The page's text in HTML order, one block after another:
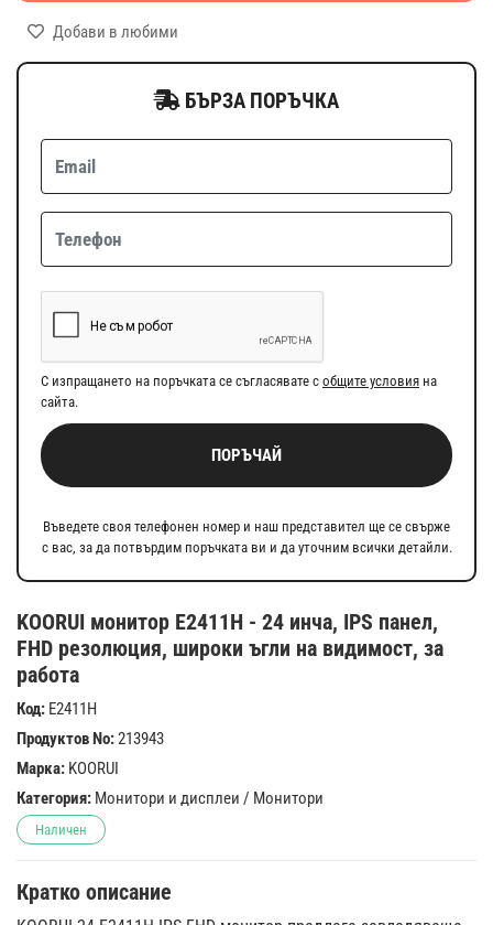
KOORUI монитор E2411H - 24 инча, IPS панел,
FHD резолюция, широки ъгли на видимост, за
работа
Код: E2411H
Продуктов No:213943
Марка: KOORUI
Категория: Монитори и дисплеи / Монитори
Наличен
Кратко описание
Добави в любими
БЪРЗА ПОРЪЧКА
С изпращането на поръчката се съгласявате с общите условия на
сайта.
ПОРЪЧАЙ
Въведете своя телефонен номер и наш представител ще се свърже
с вас, за да потвърдим поръчката ви и да уточним всички детайли.